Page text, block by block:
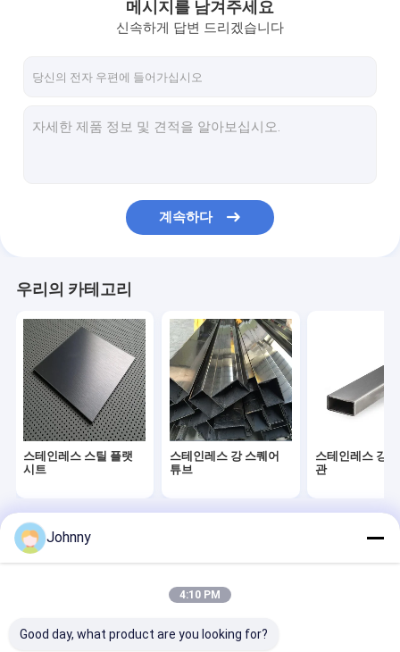
메시지를 남겨주세요
신속하게 답변 드리겠습니다
계속하다
우리의 카테고리
스테인레스 스틸 플랫
시트
스테인레스 강 스퀘어
튜브
스테인레스 강
관
스테인레스 스틸 플랫 시트중국 공장.Copyright © 2026 ShanXi
TaiGang Stainless Steel Co.,Ltd. All Rights Reserved.
Johnny
4:10 PM
Good day, what product are you looking for?